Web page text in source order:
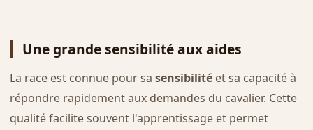
Une grande sensibilité aux aides
La race est connue pour sa sensibilitéet sa capacité à
répondre rapidement aux demandes du cavalier. Cette
qualité facilite souvent l'apprentissage et permet